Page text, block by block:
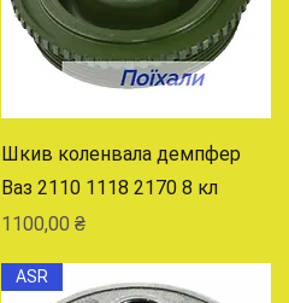
Быстрый просмотр
Шкив коленвала демпфер
Ваз 2110 1118 2170 8 кл
Цена
1100,00 ₴
ASR